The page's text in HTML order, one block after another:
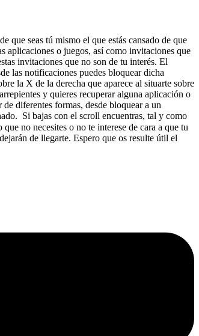
que seas tú mismo el que estás cansado de que
aplicaciones o juegos, así como invitaciones que
invitaciones que no son de tu interés. El
las notificaciones puedes bloquear dicha
la X de la derecha que aparece al situarte sobre
y quieres recuperar alguna aplicación o
diferentes formas, desde bloquear a un
Si bajas con el scroll encuentras, tal y como
no necesites o no te interese de cara a que tu
de llegarte. Espero que os resulte útil el